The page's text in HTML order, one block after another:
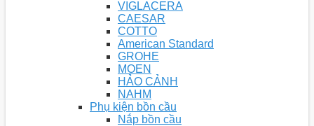
VIGLACERA
CAESAR
COTTO
American Standard
GROHE
MOEN
HẢO CẢNH
NAHM
Phụ kiện bồn cầu
Nắp bồn cầu